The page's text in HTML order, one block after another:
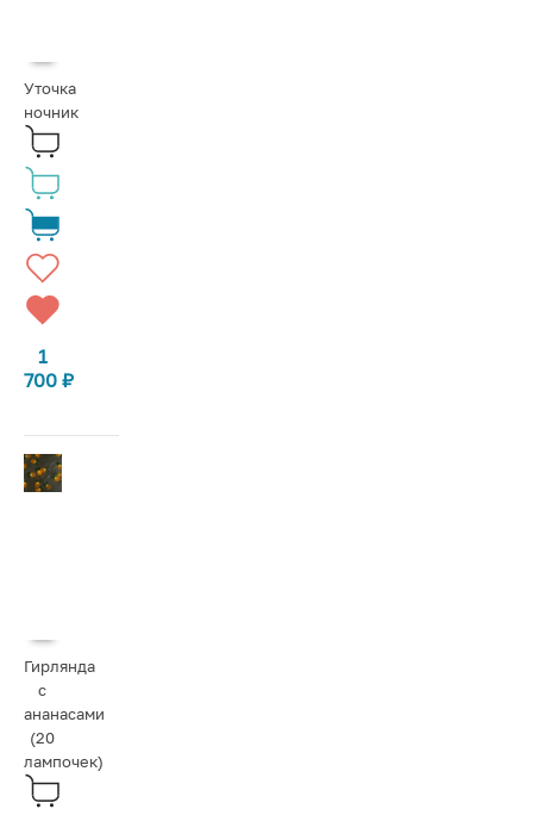
Уточка
ночник
1
700 ₽
Гирлянда
с
ананасами
(20
лампочек)